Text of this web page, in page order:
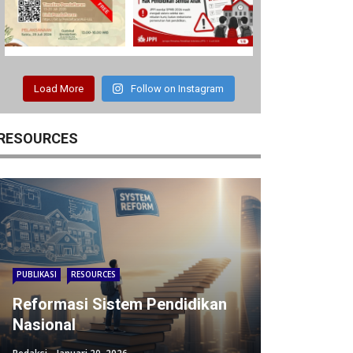
Load More Follow on Instagram
PUBLIKASI RESOURCES
Reformasi Sistem Pendidikan
Nasional